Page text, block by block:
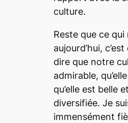
culture.
Reste que ce qui
aujourd’hui,
dire que notre
admirable,
qu’elle est belle et
diversifiée. Je
immensément